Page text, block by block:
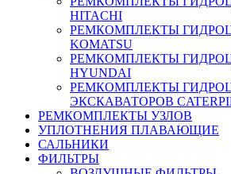
HITACHI
РЕМКОМПЛЕКТЫ
KOMATSU
РЕМКОМПЛЕКТЫ
HYUNDAI
РЕМКОМПЛЕКТЫ
ЭКСКАВАТОРОВ
РЕМКОМПЛЕКТЫ УЗЛОВ
УПЛОТНЕНИЯ ПЛАВАЮЩИЕ
САЛЬНИКИ
ФИЛЬТРЫ